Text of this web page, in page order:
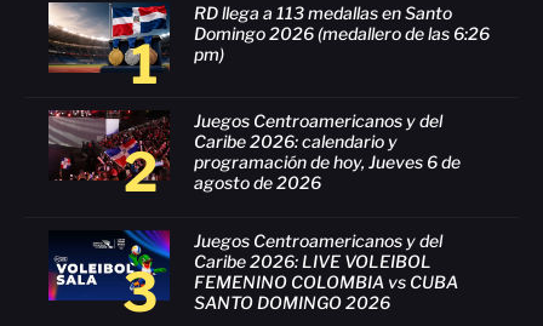
1
RD llega a 113 medallas en Santo
Domingo 2026 (medallero de las 6:26
pm)
2
Juegos Centroamericanos y del
Caribe 2026: calendario y
programación de hoy, Jueves 6 de
agosto de 2026
3
Juegos Centroamericanos y del
Caribe 2026: LIVE VOLEIBOL
FEMENINO COLOMBIA vs CUBA
SANTO DOMINGO 2026